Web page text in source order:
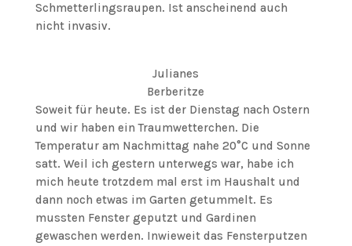
Schmetterlingsraupen. Ist anscheinend auch
nicht invasiv.
Julianes
Berberitze
Soweit für heute. Es ist der Dienstag nach Ostern
und wir haben ein Traumwetterchen. Die
Temperatur am Nachmittag nahe 20°C und Sonne
satt. Weil ich gestern unterwegs war, habe ich
mich heute trotzdem mal erst im Haushalt und
dann noch etwas im Garten getummelt. Es
mussten Fenster geputzt und Gardinen
gewaschen werden. Inwieweit das Fensterputzen